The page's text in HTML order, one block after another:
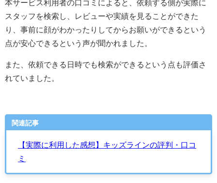
本サービス利用者の口コミによると、依頼する側が実際に
スタッフを検索し、レビューや実績を見ることができた
り、事前に顔がわかったりしてからお願いができるという
点が安心できるという声が聞かれました。
また、依頼できる日時でも検索ができるという点も評価さ
れていました。
関連記事
【実際に利用した感想】キッズラインの評判・口コ
ミ